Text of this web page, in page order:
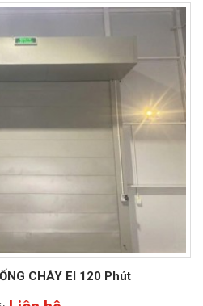
CHÁY EI 120 Phút